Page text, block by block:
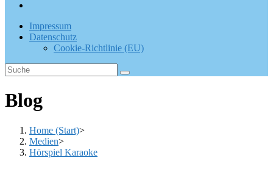
Impressum
Datenschutz
Cookie-Richtlinie (EU)
Blog
Home (Start)>
Medien>
Hörspiel Karaoke